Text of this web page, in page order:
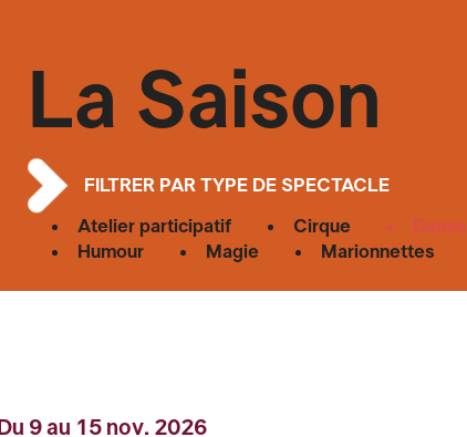
La Saison
FILTRER PAR TYPE DE SPECTACLE
Atelier participatif Cirque Danse
Humour
Magie Marionnettes
Du 9 au 15 nov. 2026